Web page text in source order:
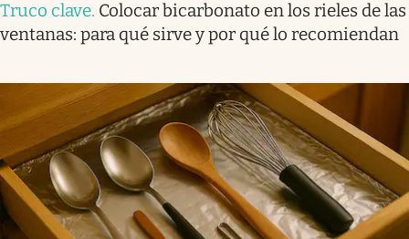
Truco clave. Colocar bicarbonato en los rieles de las
ventanas: para qué sirve y por qué lo recomiendan